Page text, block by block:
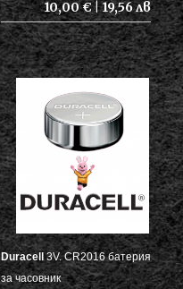
10,00 € | 19,56 лв
Duracell3V. CR2016 батерия
за часовник